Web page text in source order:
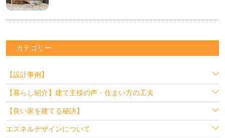
カテゴリー
【設計事例】
【暮らし紹介】建て主様の声・住まい方の工夫
【良い家を建てる秘訣】
エスネルデザインについて